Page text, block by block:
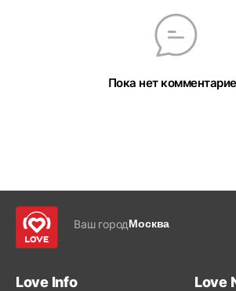
Пока нет
Ваш городМосква
Love Info Love